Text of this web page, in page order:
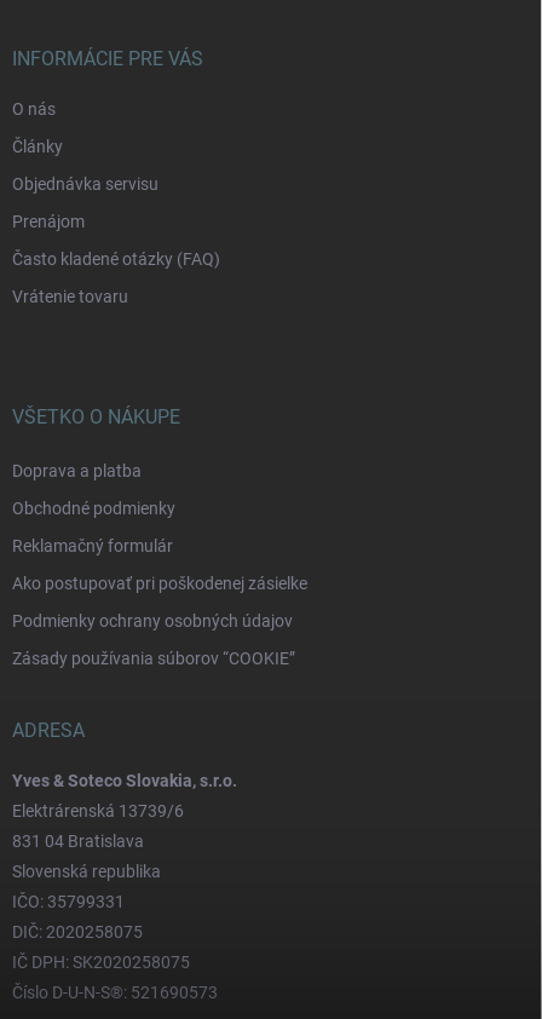
INFORMÁCIE PRE VÁS
O nás
Články
Objednávka servisu
Prenájom
Často kladené otázky (FAQ)
Vrátenie tovaru
VŠETKO O NÁKUPE
Doprava a platba
Obchodné podmienky
Reklamačný formulár
Ako postupovať pri poškodenej zásielke
Podmienky ochrany osobných údajov
Zásady používania súborov “COOKIE”
ADRESA
Yves & Soteco Slovakia, s.r.o.
Elektrárenská 13739/6
831 04 Bratislava
Slovenská republika
IČO: 35799331
DIČ: 2020258075
IČ DPH: SK2020258075
Číslo D-U-N-S®: 521690573